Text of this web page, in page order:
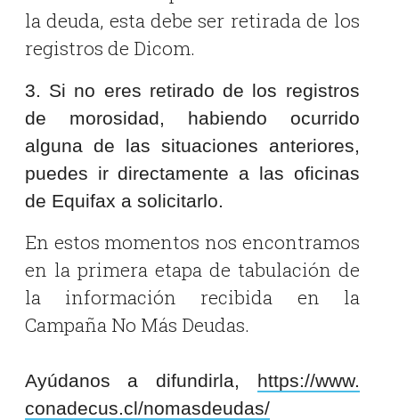
la deuda, esta debe ser retirada de los
registros de Dicom.
3. Si no eres retirado de los registros
de morosidad, habiendo ocurrido
alguna de las situaciones anteriores,
puedes ir directamente a las oficinas
de Equifax a solicitarlo.
En estos momentos nos encontramos
en la primera etapa de tabulación de
la información recibida en la
Campaña No Más Deudas.
Ayúdanos a difundirla, https://www.
conadecus.cl/nomasdeudas/